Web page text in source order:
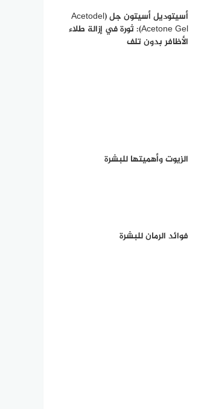
أسيتوديل أسيتون جل (Acetodel
Acetone Gel): ثورة في إزالة طلاء
الأظافر بدون تلف
الزيوت وأهميتها للبشرة
فوائد الرمان للبشرة